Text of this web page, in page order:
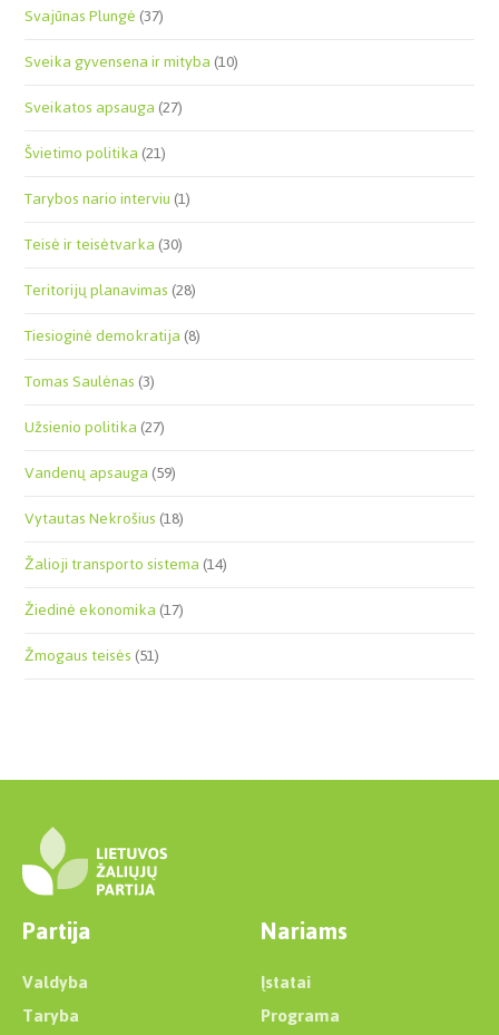
Svajūnas Plungė(37)
Sveika gyvensena ir mityba(10)
Sveikatos apsauga(27)
Švietimo politika(21)
Tarybos nario interviu(1)
Teisė ir teisėtvarka(30)
Teritorijų planavimas(28)
Tiesioginė demokratija(8)
Tomas Saulėnas(3)
Užsienio politika(27)
Vandenų apsauga(59)
Vytautas Nekrošius(18)
Žalioji transporto sistema(14)
Žiedinė ekonomika(17)
Žmogaus teisės(51)
Partija
Valdyba
Taryba
Nariams
Įstatai
Programa